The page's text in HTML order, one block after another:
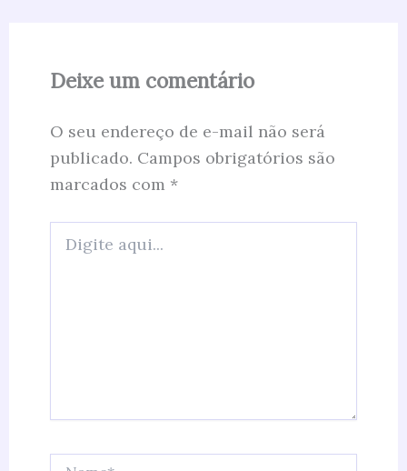
Deixe um comentário
O seu endereço de e-mail não será
publicado. Campos obrigatórios são
marcados com *
aqui...